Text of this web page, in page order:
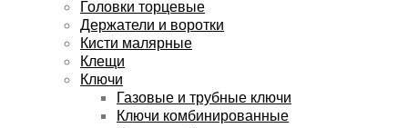
Головки торцевые
Держатели и воротки
Кисти малярные
Клещи
Ключи
Газовые и трубные ключи
Ключи комбинированные